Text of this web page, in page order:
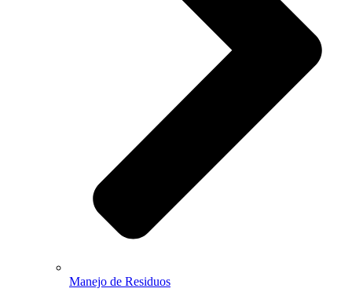
Manejo de Residuos